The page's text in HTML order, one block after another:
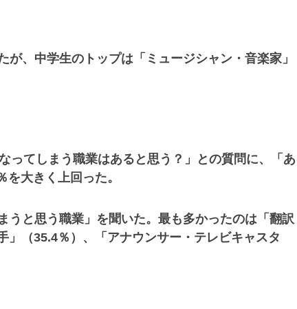
、中学生のトップは「ミュージシャン・音楽家」
ってしまう職業はあると思う？」との質問に、「あ
大きく上回った。
うと思う職業」を聞いた。最も多かったのは「翻訳
（35.4％）、「アナウンサー・テレビキャスタ